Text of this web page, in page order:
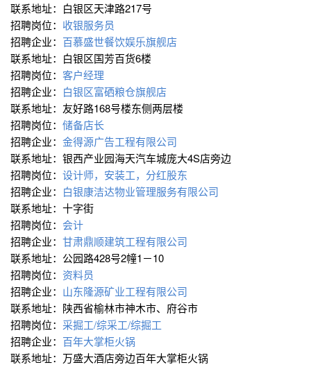
联系地址：白银区天津路217号
招聘岗位： 收银服务员
招聘企业： 百慕盛世餐饮娱乐旗舰店
联系地址：白银区国芳百货6楼
招聘岗位： 客户经理
招聘企业： 白银区富硒粮仓旗舰店
联系地址：友好路168号楼东侧两层楼
招聘岗位： 储备店长
招聘企业： 金得源广告工程有限公司
联系地址：银西产业园海天汽车城庞大4S店旁边
招聘岗位： 设计师，安装工，分红股东
招聘企业： 白银康洁达物业管理服务有限公司
联系地址：十字街
招聘岗位： 会计
招聘企业： 甘肃鼎顺建筑工程有限公司
联系地址：公园路428号2幢1－10
招聘岗位： 资料员
招聘企业： 山东隆源矿业工程有限公司
联系地址：陕西省榆林市神木市、府谷市
招聘岗位： 采掘工/综采工/综掘工
招聘企业： 百年大掌柜火锅
联系地址：万盛大酒店旁边百年大掌柜火锅